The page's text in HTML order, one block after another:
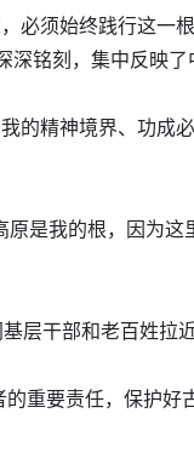
必须始终践行这一根
铭刻，集中反映了
的精神境界、功成
是我的根，因为这
层干部和老百姓拉
重要责任，保护好